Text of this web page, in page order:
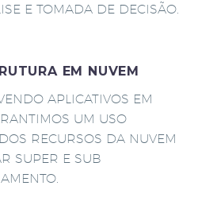
E TOMADA DE DECISÃO.
EM NUVEM
APLICATIVOS EM
UM USO
RECURSOS DA NUVEM
SUPER E SUB